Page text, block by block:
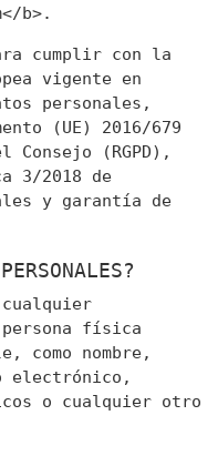
</b>.
cumplir con la
vigente en
personales,
(UE) 2016/679
Consejo (RGPD),
3/2018 de
y garantía de
física
nombre,
electrónico,
o cualquier otro